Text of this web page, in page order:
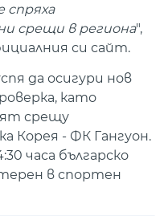
спряха
срещи в региона",
си сайт.
да осигури нов
като
срещу
Корея - ФК Гангуон.
часа българско
в спортен